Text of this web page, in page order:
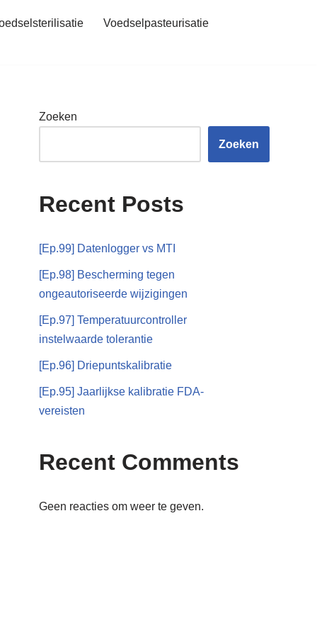
Voedselpasteurisatie
Zoeken
Zoeken
Recent Posts
[Ep.99] Datenlogger vs MTI
[Ep.98] Bescherming tegen
ongeautoriseerde wijzigingen
[Ep.97] Temperatuurcontroller
instelwaarde tolerantie
[Ep.96] Driepuntskalibratie
[Ep.95] Jaarlijkse kalibratie FDA-
vereisten
Recent Comments
Geen reacties om weer te geven.